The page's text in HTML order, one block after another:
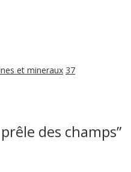
et mineraux 37
des champs”